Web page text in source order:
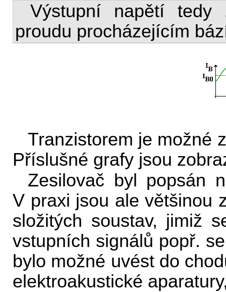
Výstupní napětí tedy
proudu procházejícím
Tranzistorem je možné
Příslušné grafy jsou
Zesilovač byl popsán
V praxi jsou ale většinou
složitých soustav, jimiž
vstupních signálů popř.
bylo možné uvést do
elektroakustické